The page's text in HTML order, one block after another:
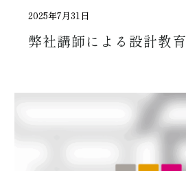
2025年7月31日
弊社講師による設計教育